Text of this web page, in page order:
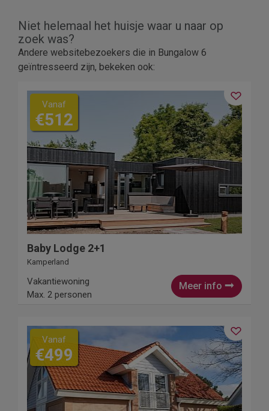
Niet helemaal het huisje waar u naar op
zoek was?
Andere websitebezoekers die in Bungalow 6
geïntresseerd zijn, bekeken ook:
Vanaf
€512
Baby Lodge 2+1
Kamperland
Meer info
Vakantiewoning
Max. 2 personen
Vanaf
€499